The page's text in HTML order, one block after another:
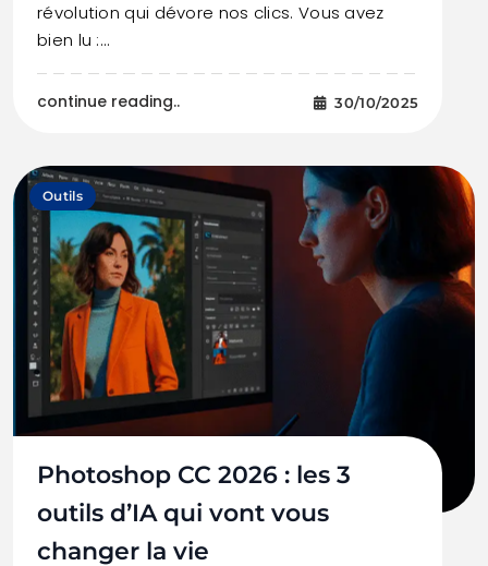
révolution qui dévore nos clics. Vous avez
bien lu :…
continue reading.. 30/10/2025
Outils
Photoshop CC 2026 : les 3
outils d’IA qui vont vous
changer la vie